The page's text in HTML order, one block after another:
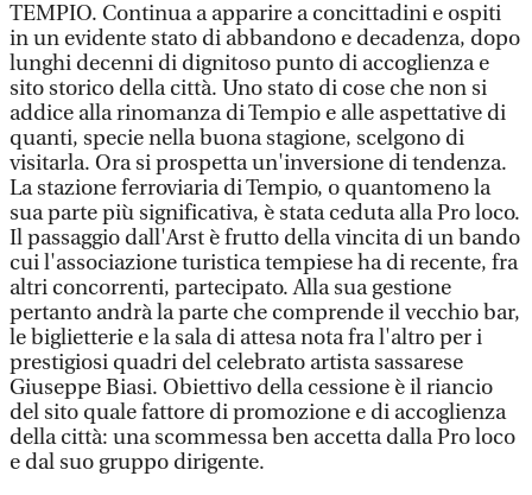
TEMPIO. Continua a apparire a concittadini e ospiti
in un evidente stato di abbandono e decadenza, dopo
lunghi decenni di dignitoso punto di accoglienza e
sito storico della città. Uno stato di cose che non si
addice alla rinomanza di Tempio e alle aspettative di
quanti, specie nella buona stagione, scelgono di
visitarla. Ora si prospetta un'inversione di tendenza.
La stazione ferroviaria di Tempio, o quantomeno la
sua parte più significativa, è stata ceduta alla Pro loco.
Il passaggio dall'Arst è frutto della vincita di un bando
cui l'associazione turistica tempiese ha di recente, fra
altri concorrenti, partecipato. Alla sua gestione
pertanto andrà la parte che comprende il vecchio bar,
le biglietterie e la sala di attesa nota fra l'altro per i
prestigiosi quadri del celebrato artista sassarese
Giuseppe Biasi. Obiettivo della cessione è il riancio
del sito quale fattore di promozione e di accoglienza
della città: una scommessa ben accetta dalla Pro loco
e dal suo gruppo dirigente.